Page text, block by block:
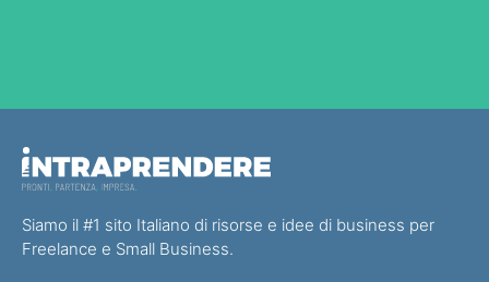
Siamo il #1 sito Italiano di risorse e idee di business per
Freelance e Small Business.